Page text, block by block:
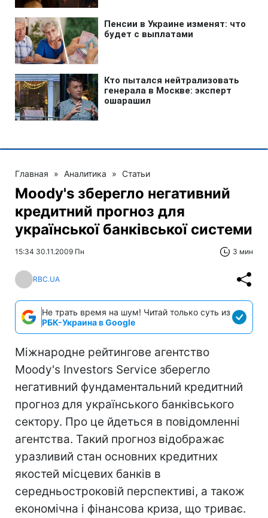
Главная » Аналитика » Статьи
Moody's зберегло негативний
кредитний прогноз для
української банківської системи
15:34 30.11.2009 Пн 3 мин
RBC.UA
Не трать время на шум! Читай только суть из
РБК-Украина в Google
Міжнародне рейтингове агентство
Moody's Investors Service зберегло
негативний фундаментальний кредитний
прогноз для українського банківського
сектору. Про це йдеться в повідомленні
агентства. Такий прогноз відображає
уразливий стан основних кредитних
якостей місцевих банків в
середньостроковій перспективі, а також
економічна і фінансова криза, що триває.